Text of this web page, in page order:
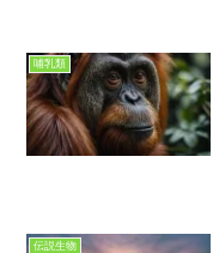
哺乳類
伝説生物